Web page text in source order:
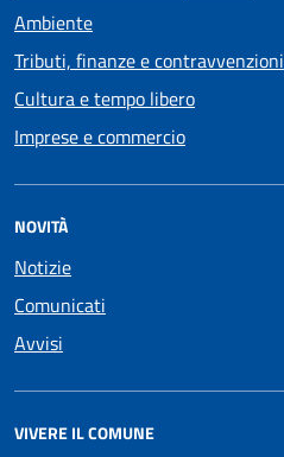
Ambiente
Tributi, finanze e contravvenzioni
Cultura e tempo libero
Imprese e commercio
NOVITÀ
Notizie
Comunicati
Avvisi
VIVERE IL COMUNE